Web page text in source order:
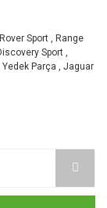
Sport ,Range
Sport
Parça ,Jaguar